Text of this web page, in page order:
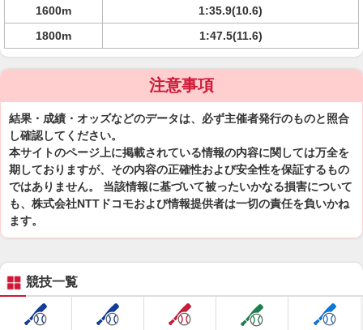
1600m
1:35.9(10.6)
1800m
1:47.5(11.6)
注意事項
結果・成績・オッズなどのデータは、必ず主催者発行のものと照合
し確認してください。
本サイトのページ上に掲載されている情報の内容に関しては万全を
期しておりますが、その内容の正確性および安全性を保証するもの
ではありません。 当該情報に基づいて被ったいかなる損害について
も、株式会社NTTドコモおよび情報提供者は一切の責任を負いかね
ます。
競技一覧